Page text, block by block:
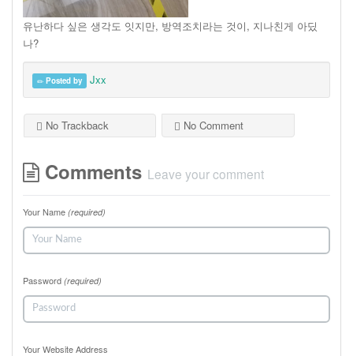
유난하다 싶은 생각도 잇지만, 방역조치라는 것이, 지나친게 아딨
나?
Posted by Jxx
No Trackback No Comment
Comments Leave your comment
Your Name (required)
Password (required)
Your Website Address